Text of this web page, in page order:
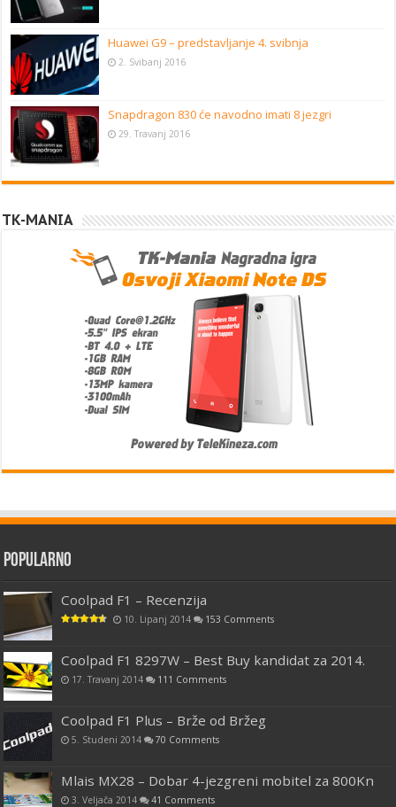
Huawei G9 – predstavljanje 4. svibnja
2. Svibanj 2016
Snapdragon 830 će navodno imati 8 jezgri
29. Travanj 2016
TK-MANIA
Popularno
Coolpad F1 – Recenzija
10. Lipanj 2014 153 Comments
Coolpad F1 8297W – Best Buy kandidat za 2014.
17. Travanj 2014 111 Comments
Coolpad F1 Plus – Brže od Bržeg
5. Studeni 2014 70 Comments
Mlais MX28 – Dobar 4-jezgreni mobitel za 800Kn
3. Veljača 2014 41 Comments